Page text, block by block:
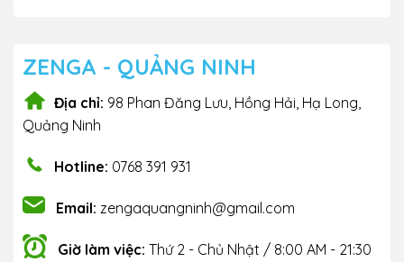
ZENGA - QUẢNG NINH
Địa chỉ: 98 Phan Đăng Lưu, Hồng Hải, Hạ Long,
Quảng Ninh
Hotline: 0768 391 931
Email: zengaquangninh@gmail.com
Giờ làm việc: Thứ 2 - Chủ Nhật / 8:00 AM - 21:30